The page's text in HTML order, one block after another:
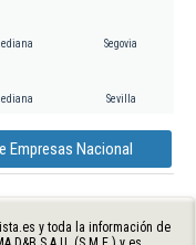
Segovia
Sevilla
Empresas Nacional
y toda la información de